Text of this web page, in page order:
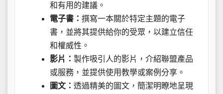
和有用的建議。
電子書： 撰寫一本關於特定主題的電子
書，並將其提供給你的受眾，以建立信任
和權威性。
影片： 製作吸引人的影片，介紹聯盟產品
或服務，並提供使用教學或案例分享。
圖文： 透過精美的圖文，簡潔明瞭地呈現